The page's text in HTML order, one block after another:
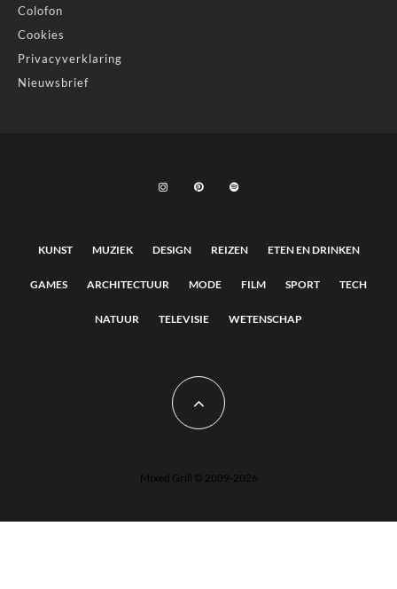
Colofon
Cookies
Privacyverklaring
Nieuwsbrief
KUNST MUZIEK DESIGN REIZEN ETEN EN DRINKEN
GAMES ARCHITECTUUR MODE FILM SPORT TECH
NATUUR TELEVISIE WETENSCHAP
MIxed Grill © 2009-2026